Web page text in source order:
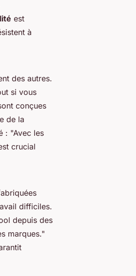
est
à
des autres.
si vous
conçues
de la
: "Avec les
crucial
difficiles.
depuis des
marques."